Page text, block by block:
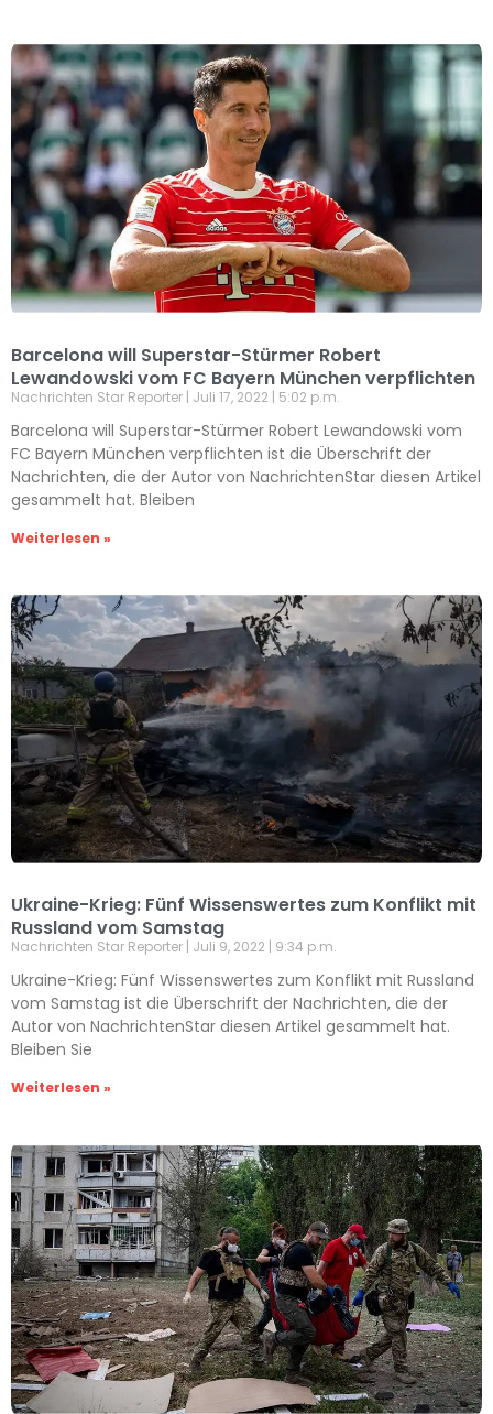
Barcelona will Superstar-Stürmer Robert
Lewandowski vom FC Bayern München verpflichten
Nachrichten Star Reporter Juli 17, 2022 5:02 p.m.
Barcelona will Superstar-Stürmer Robert Lewandowski vom
FC Bayern München verpflichten ist die Überschrift der
Nachrichten, die der Autor von NachrichtenStar diesen Artikel
gesammelt hat. Bleiben
Weiterlesen »
Ukraine-Krieg: Fünf Wissenswertes zum Konflikt mit
Russland vom Samstag
Nachrichten Star Reporter Juli 9, 2022 9:34 p.m.
Ukraine-Krieg: Fünf Wissenswertes zum Konflikt mit Russland
vom Samstag ist die Überschrift der Nachrichten, die der
Autor von NachrichtenStar diesen Artikel gesammelt hat.
Bleiben Sie
Weiterlesen »